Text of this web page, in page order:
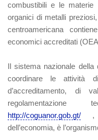
combustibili e le materie
organici di metalli
centroamericana
economici accreditati
Il sistema nazionale
coordinare le attività
d’accreditamento, di
http://coguanor.gob.gt/ ,
dell’economia, è